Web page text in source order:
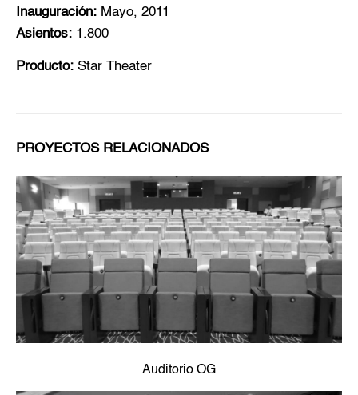
Inauguración: Mayo, 2011
Asientos: 1.800
Producto: Star Theater
PROYECTOS RELACIONADOS
Auditorio OG